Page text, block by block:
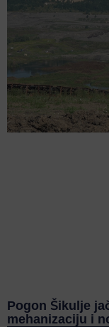
Pogon Šikulje
mehanizaciju i